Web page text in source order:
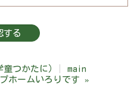
つかたに）
main
ホームいろりです »